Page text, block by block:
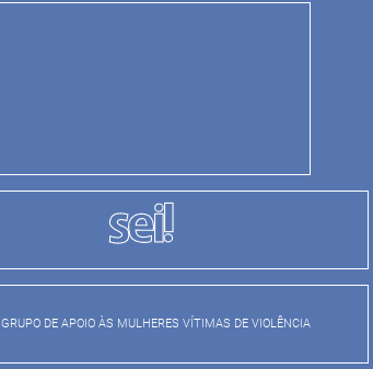
GRUPO DE APOIO ÀS MULHERES VÍTIMAS DE VIOLÊNCIA